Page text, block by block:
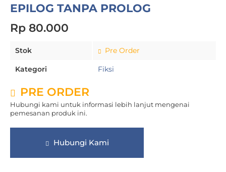
EPILOG TANPA PROLOG
Rp 80.000
Stok Pre Order
Kategori Fiksi
PRE ORDER
Hubungi kami untuk informasi lebih lanjut mengenai
pemesanan produk ini.
Hubungi Kami